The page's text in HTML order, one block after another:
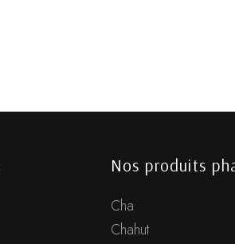
Nos produits
Cha
Chahut